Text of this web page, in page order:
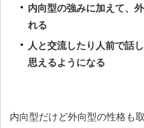
内向型の強みに加えて、
れる
人と交流したり人前で話
思えるようになる
内向型だけど外向型の性格も